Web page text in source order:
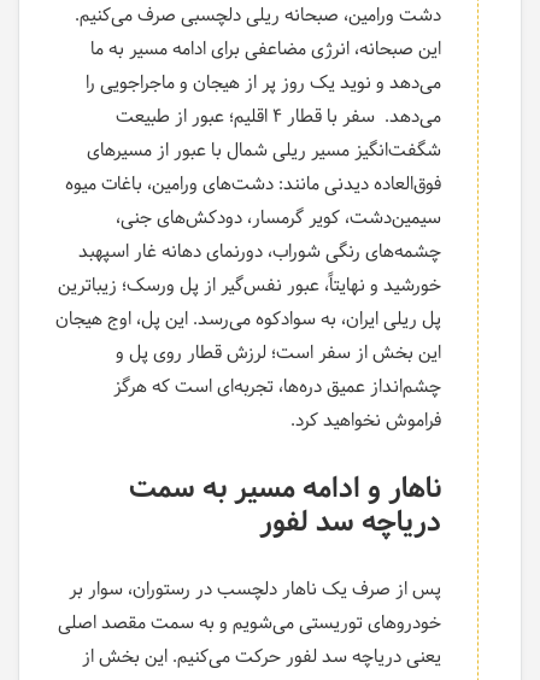
دشت ورامین، صبحانه ریلی دلچسبی صرف می‌کنیم.
این صبحانه، انرژی مضاعفی برای ادامه مسیر به ما
می‌دهد و نوید یک روز پر از هیجان و ماجراجویی را
می‌دهد. سفر با قطار 4 اقلیم؛ عبور از طبیعت
شگفت‌انگیز مسیر ریلی شمال با عبور از مسیرهای
فوق‌العاده دیدنی مانند: دشت‌های ورامین، باغات میوه
سیمین‌دشت، کویر گرمسار، دودکش‌های جنی،
چشمه‌های رنگی شوراب، دورنمای دهانه غار اسپهبد
خورشید و نهایتاً، عبور نفس‌گیر از پل ورسک؛ زیباترین
پل ریلی ایران، به سوادکوه می‌رسد. این پل، اوج هیجان
این بخش از سفر است؛ لرزش قطار روی پل و
چشم‌انداز عمیق دره‌ها، تجربه‌ای است که هرگز
فراموش نخواهید کرد.
ناهار و ادامه مسیر به سمت
دریاچه سد لفور
پس از صرف یک ناهار دلچسب در رستوران، سوار بر
خودروهای توریستی می‌شویم و به سمت مقصد اصلی
یعنی دریاچه سد لفور حرکت می‌کنیم. این بخش از